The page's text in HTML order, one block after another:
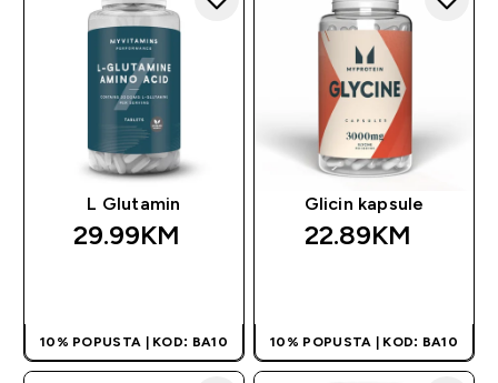
L Glutamin
29.99KM‎
10% POPUSTA | KOD: BA10
Glicin kapsule
22.89KM‎
10% POPUSTA | KOD: BA10